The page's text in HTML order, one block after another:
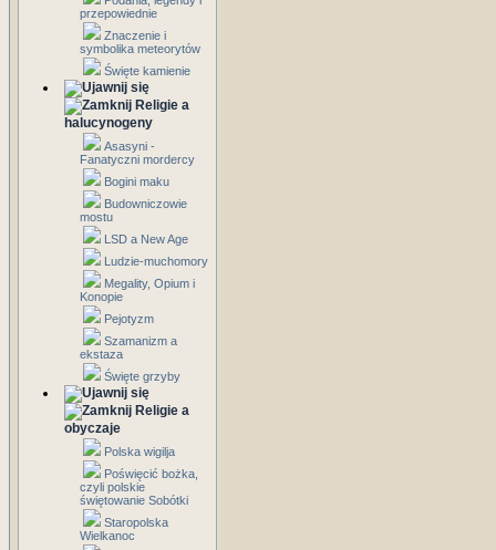
przepowiednie
Znaczenie i
symbolika meteorytów
Święte kamienie
Religie a
halucynogeny
Asasyni -
Fanatyczni mordercy
Bogini maku
Budowniczowie
mostu
LSD a New Age
Ludzie-muchomory
Megality, Opium i
Konopie
Pejotyzm
Szamanizm a
ekstaza
Święte grzyby
Religie a
obyczaje
Polska wigilja
Poświęcić bożka,
czyli polskie
świętowanie Sobótki
Staropolska
Wielkanoc